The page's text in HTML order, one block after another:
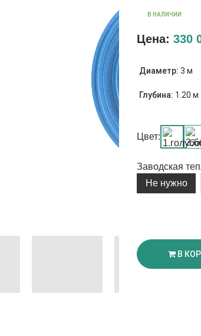
В НАЛИЧИИ
Цена: 330
Диаметр: 3 м
Глубина: 1.20 м
Цвет:
Заводская
Не нужно
В